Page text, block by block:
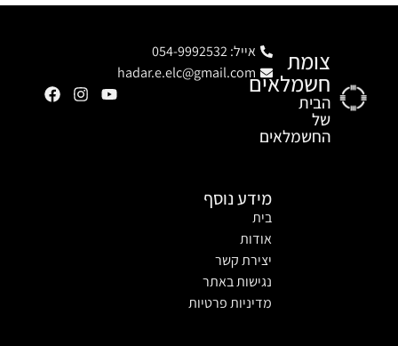
צומת
חשמלאים
הבית
של
החשמלאים
אייל: 054-9992532
hadar.e.elc@gmail.com
מידע נוסף
בית
אודות
יצירת קשר
נגישות באתר
מדיניות פרטיות